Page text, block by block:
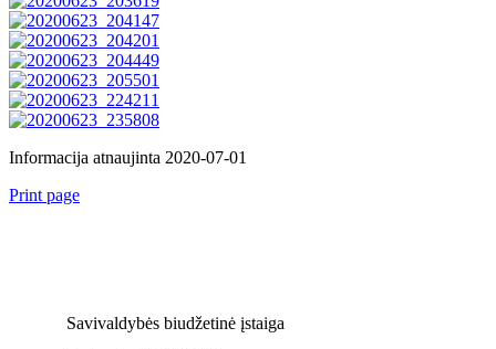
Informacija atnaujinta 2020-07-01
Print page
Savivaldybės biudžetinė įstaiga